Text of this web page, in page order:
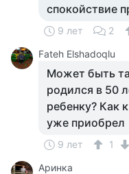
спокойствие
9 лет 2
Fateh Elshadoqlu
Может быть
родился в 50
ребенку? Как
уже приобрел
9 лет
1
Аринка